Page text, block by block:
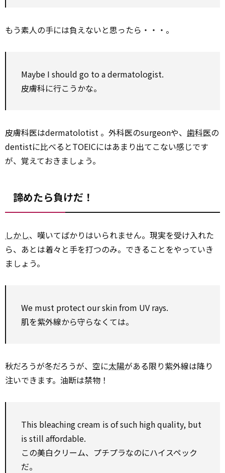
もう素人の手には負えないと思ったら・・・。
Maybe I should go to a dermatologist.
皮膚科に行こうかな。
皮膚科医はdermatolotist 。外科医のsurgeonや、 歯科医の
dentistに比べるとTOEICにはあまり出てこない感じです
が、覚えておきましょう。
諦めたら負けだ！
しかし、嘆いてばかりはいられません。現実を受け入れた
ら、あとは着々と手を打つのみ。できることをやっていき
ましょう。
We must protect our skin from UV rays.
肌を紫外線から守らなくては。
秋だろうが冬だろうが、空に太陽がある限り紫外線は降り
注いできます。油断は禁物！
This bleaching cream is of such high quality, but
is still affordable.
この美白クリーム、プチプラなのにハイスペック
だ。